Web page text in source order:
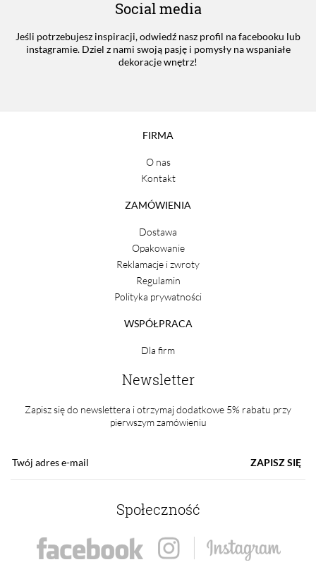
Social media
Jeśli potrzebujesz inspiracji, odwiedź nasz profil na facebooku lub
instagramie. Dziel z nami swoją pasję i pomysły na wspaniałe
dekoracje wnętrz!
FIRMA
O nas
Kontakt
ZAMÓWIENIA
Dostawa
Opakowanie
Reklamacje i zwroty
Regulamin
Polityka prywatności
WSPÓŁPRACA
Dla firm
Newsletter
Zapisz się do newslettera i otrzymaj dodatkowe 5% rabatu przy
pierwszym zamówieniu
ZAPISZ SIĘ
Społeczność